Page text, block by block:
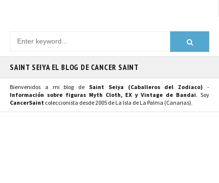
SAINT SEIYA EL BLOG DE CANCER SAINT
Bienvenidos a mi blog de Saint Seiya (Caballeros del Zodiaco) -
Información sobre figuras Myth Cloth, EX y Vintage de Bandai. Soy
CancerSaint coleccionista desde 2005 de La Isla de La Palma (Canarias).